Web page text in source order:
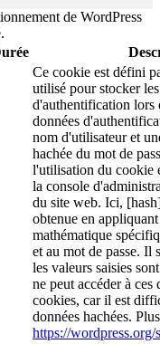
de WordPress
Ce cookie est défini
utilisé pour stocker
d'authentification lors
données
nom d'utilisateur et
hachée du mot de
l'utilisation du cookie
la console
du site web. Ici,
obtenue en
mathématique
et au mot de passe. Il
les valeurs saisies
ne peut accéder à ces
cookies, car il est
données hachées.
https://